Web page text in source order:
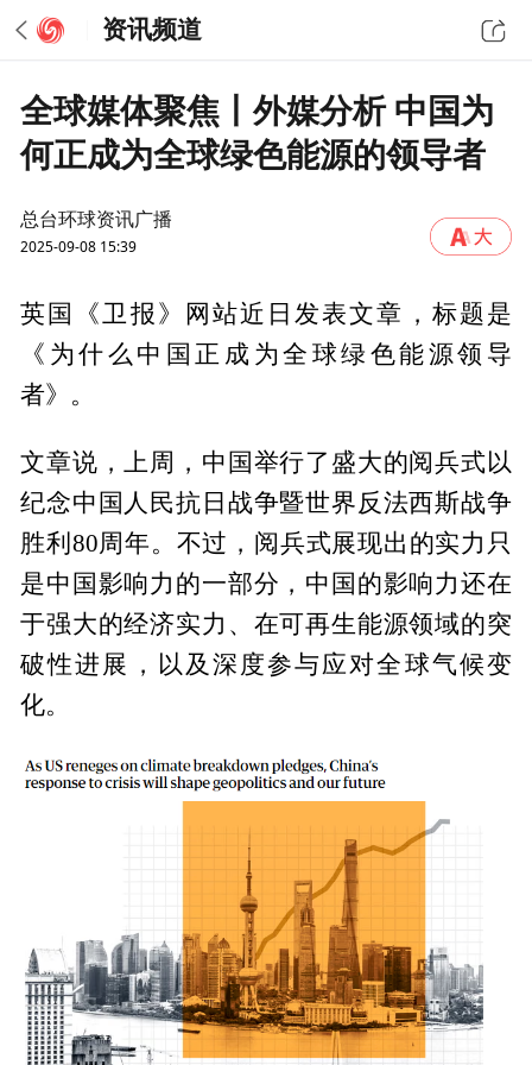
资讯频道
全球媒体聚焦丨外媒分析 中国为
何正成为全球绿色能源的领导者
总台环球资讯广播
2025-09-08 15:39
英国《卫报》网站近日发表文章，标题是
《为什么中国正成为全球绿色能源领导
者》。
文章说，上周，中国举行了盛大的阅兵式以
纪念中国人民抗日战争暨世界反法西斯战争
胜利80周年。不过，阅兵式展现出的实力只
是中国影响力的一部分，中国的影响力还在
于强大的经济实力、在可再生能源领域的突
破性进展，以及深度参与应对全球气候变
化。